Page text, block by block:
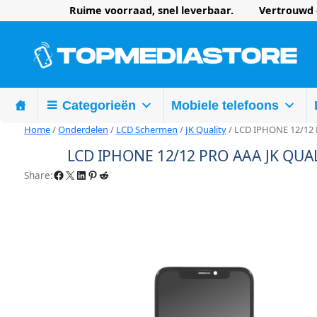
Ruime voorraad, snel leverbaar.
Categorieën Mobiele telefoons
Home/Onderdelen / LCD Schermen / JK Quality/ LCD IPHONE 12/12
LCD IPHONE 12/12 PRO AAA JK
Share:Facebook X LinkedIn Pinterest Reddit